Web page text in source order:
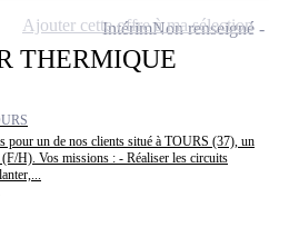
THERMIQUE
un de nos clients situé à TOURS (37), un
H). Vos missions : - Réaliser les circuits
IntérimNon renseigné
Ajouter cette offre à ma sélection